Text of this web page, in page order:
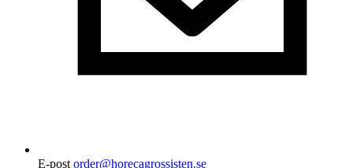
E-post order@horecagrossisten.se